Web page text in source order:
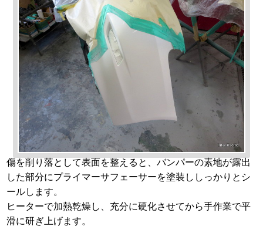
傷を削り落として表面を整えると、バンパーの素地が露出
した部分にプライマーサフェーサーを塗装ししっかりとシ
ールします。
ヒーターで加熱乾燥し、充分に硬化させてから手作業で平
滑に研ぎ上げます。